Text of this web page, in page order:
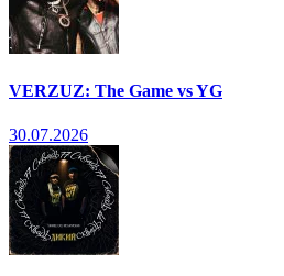
VERZUZ: The Game vs YG
30.07.2026